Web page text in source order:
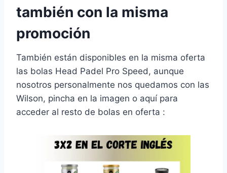
también con la misma
promoción
También están disponibles en la misma oferta
las bolas Head Padel Pro Speed, aunque
nosotros personalmente nos quedamos con las
Wilson, pincha en la imagen o aquí para
acceder al resto de bolas en oferta :